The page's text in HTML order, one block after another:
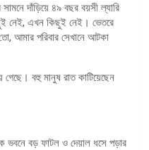
দাঁড়িয়ে ৪৯ বছর বয়সী ল্যারি
নেই, এখন কিছুই নেই। ভেতরে
আমার পরিবার সেখানে আটকা
বহু মানুষ রাত কাটিয়েছেন
ভবনে বড় ফাটল ও দেয়াল ধসে পড়ার